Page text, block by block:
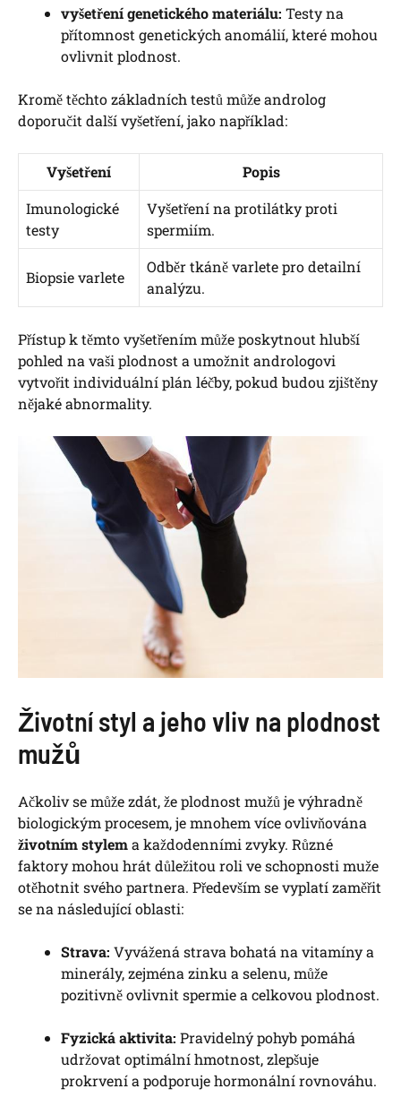
vyšetření genetického materiálu: Testy na
přítomnost genetických anomálií, které mohou
ovlivnit plodnost.
Kromě těchto základních testů může androlog
doporučit další vyšetření, jako například:
Vyšetření
Popis
Imunologické
testy
Vyšetření na protilátky proti
spermiím.
Biopsie varlete
Odběr tkáně varlete pro detailní
analýzu.
Přístup k těmto vyšetřením může poskytnout hlubší
pohled na vaši plodnost a umožnit andrologovi
vytvořit individuální plán léčby, pokud budou zjištěny
nějaké abnormality.
Životní styl a jeho vliv na plodnost
mužů
Ačkoliv se může zdát, že plodnost mužů je výhradně
biologickým procesem, je mnohem více ovlivňována
životním stylema každodenními zvyky. Různé
faktory mohou hrát důležitou roli ve schopnosti muže
otěhotnit svého partnera. Především se vyplatí zaměřit
se na následující oblasti:
Strava: Vyvážená strava bohatá na vitamíny a
minerály, zejména zinku a selenu, může
pozitivně ovlivnit spermie a celkovou plodnost.
Fyzická aktivita: Pravidelný pohyb pomáhá
udržovat optimální hmotnost, zlepšuje
prokrvení a podporuje hormonální rovnováhu.